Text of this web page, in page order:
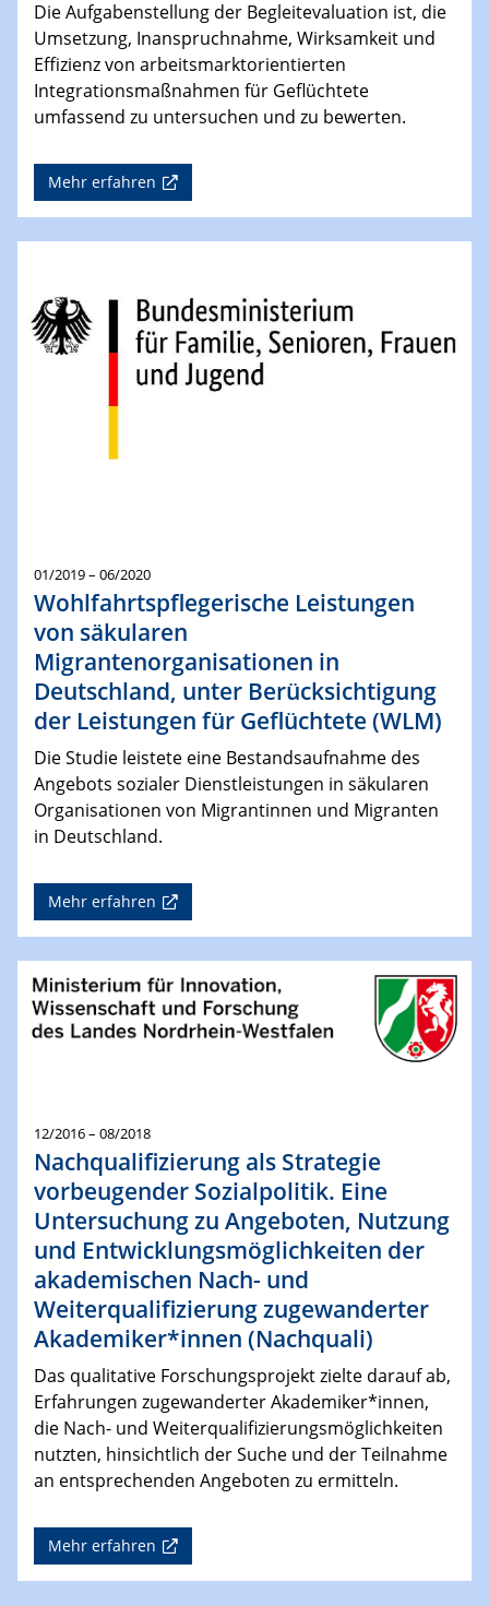
Die Aufgabenstellung der Begleitevaluation ist, die
Umsetzung, Inanspruchnahme, Wirksamkeit und
Effizienz von arbeitsmarktorientierten
Integrationsmaßnahmen für Geflüchtete
umfassend zu untersuchen und zu bewerten.
Mehr erfahren
01/2019 – 06/2020
Wohlfahrtspflegerische Leistungen
von säkularen
Migrantenorganisationen in
Deutschland, unter Berücksichtigung
der Leistungen für Geflüchtete (WLM)
Die Studie leistete eine Bestandsaufnahme des
Angebots sozialer Dienstleistungen in säkularen
Organisationen von Migrantinnen und Migranten
in Deutschland.
Mehr erfahren
12/2016 – 08/2018
Nachqualifizierung als Strategie
vorbeugender Sozialpolitik. Eine
Untersuchung zu Angeboten, Nutzung
und Entwicklungsmöglichkeiten der
akademischen Nach- und
Weiterqualifizierung zugewanderter
Akademiker*innen (Nachquali)
Das qualitative Forschungsprojekt zielte darauf ab,
Erfahrungen zugewanderter Akademiker*innen,
die Nach- und Weiterqualifizierungsmöglichkeiten
nutzten, hinsichtlich der Suche und der Teilnahme
an entsprechenden Angeboten zu ermitteln.
Mehr erfahren